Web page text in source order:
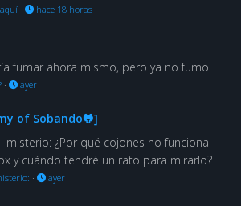
· hace 18 horas
fumar ahora mismo, pero ya no fumo.
· ayer
of Sobando🐸]
misterio: ¿Por qué cojones no funciona
y cuándo tendré un rato para mirarlo?
· ayer